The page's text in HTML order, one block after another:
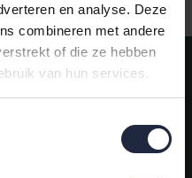
en analyse. Deze
combineren met andere
of die ze hebben
van hun services.
AANMELDEN